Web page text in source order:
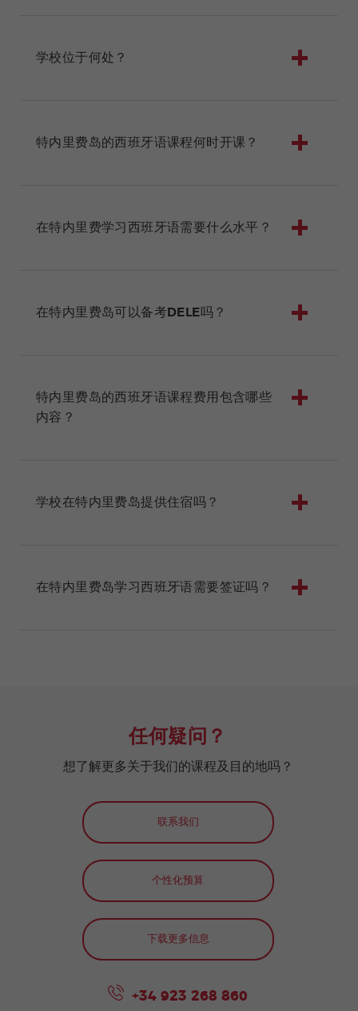
学校位于何处？
特内里费岛的西班牙语课程何时开课？
在特内里费学习西班牙语需要什么水平？
在特内里费岛可以备考DELE吗？
特内里费岛的西班牙语课程费用包含哪些
内容？
学校在特内里费岛提供住宿吗？
在特内里费岛学习西班牙语需要签证吗？
任何疑问？
想了解更多关于我们的课程及目的地吗？
联系我们
个性化预算
下载更多信息
+34 923 268 860